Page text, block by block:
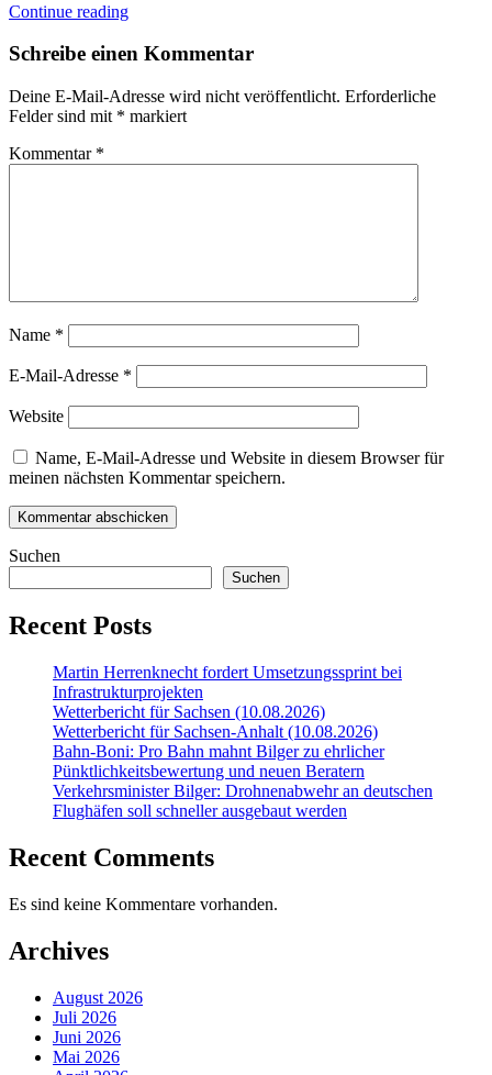
Continue reading
Schreibe einen Kommentar
Deine E-Mail-Adresse wird nicht veröffentlicht. Erforderliche
Felder sind mit * markiert
Kommentar *
Name *
E-Mail-Adresse *
Website
Name, E-Mail-Adresse und Website in diesem Browser für
meinen nächsten Kommentar speichern.
Suchen
Suchen
Recent Posts
Martin Herrenknecht fordert Umsetzungssprint bei
Infrastrukturprojekten
Wetterbericht für Sachsen (10.08.2026)
Wetterbericht für Sachsen-Anhalt (10.08.2026)
Bahn-Boni: Pro Bahn mahnt Bilger zu ehrlicher
Pünktlichkeitsbewertung und neuen Beratern
Verkehrsminister Bilger: Drohnenabwehr an deutschen
Flughäfen soll schneller ausgebaut werden
Recent Comments
Es sind keine Kommentare vorhanden.
Archives
August 2026
Juli 2026
Juni 2026
Mai 2026